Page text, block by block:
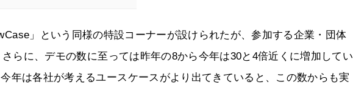
」という同様の特設コーナーが設けられたが、参加する企業・団体
らに、デモの数に至っては昨年の8から今年は30と4倍近くに増加してい
年は各社が考えるユースケースがより出てきていると、この数からも実